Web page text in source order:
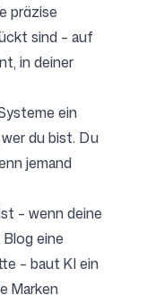
präzise
sind – auf
in deiner
ein
du bist. Du
jemand
– wenn deine
eine
– baut KI ein
Marken